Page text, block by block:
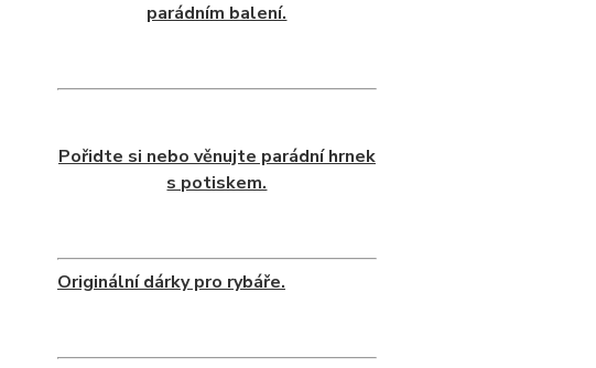
parádním balení.
Pořidte si nebo věnujte parádní hrnek
s potiskem.
Originální dárky pro rybáře.